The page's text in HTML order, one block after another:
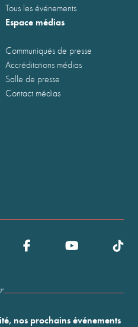
Tous les événements
Espace médias
Communiqués de presse
Accréditations médias
Salle de presse
Contact médias
nos prochains événements